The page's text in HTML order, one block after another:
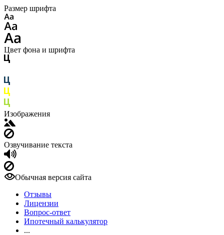
Размер шрифта
Цвет фона и шрифта
Изображения
Озвучивание текста
Обычная версия сайта
Отзывы
Лицензии
Вопрос-ответ
Ипотечный калькулятор
...